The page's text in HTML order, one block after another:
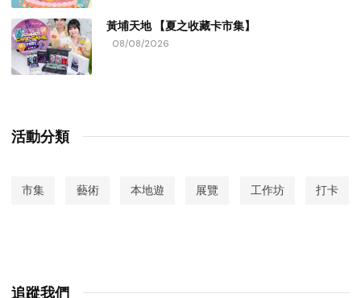
黃埔天地 【夏之收藏卡市集】
08/08/2026
活動分類
市集 藝術 本地遊 展覽 工作坊 打卡
追蹤我們